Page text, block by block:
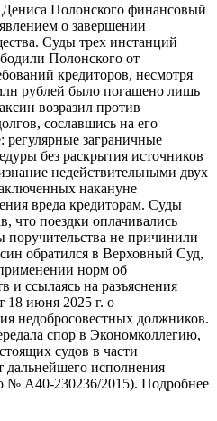
Дениса Полонского финансовый
о завершении
Суды трех инстанций
Полонского от
кредиторов, несмотря
рублей было погашено лишь
возразил против
сославшись на его
регулярные заграничные
без раскрытия источников
недействительными двух
накануне
вреда кредиторам. Суды
что поездки оплачивались
поручительства не причинили
обратился в Верховный Суд,
норм об
и ссылаясь на разъяснения
18 июня 2025 г. о
недобросовестных должников.
спор в Экономколлегию,
судов в части
дальнейшего исполнения
№ А40-230236/2015). Подробнее